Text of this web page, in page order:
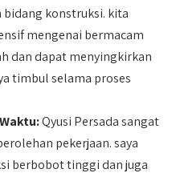
konstruksi. kita
mengenai bermacam
dan dapat menyingkirkan
timbul selama proses
Qyusi Persada sangat
pekerjaan. saya
berbobot tinggi dan juga